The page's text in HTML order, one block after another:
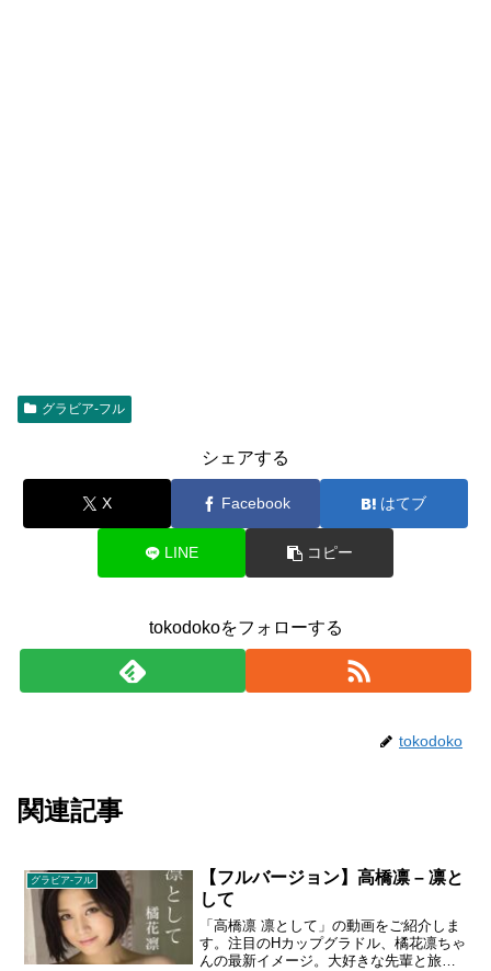
グラビア-フル
シェアする
X Facebook はてブ
LINE コピー
tokodokoをフォローする
tokodoko
関連記事
グラビア-フル
【フルバージョン】高橋凛 – 凛と
して
「高橋凛 凛として」の動画をご紹介しま
す。注目のHカップグラドル、橘花凛ちゃ
んの最新イメージ。大好きな先輩と旅行